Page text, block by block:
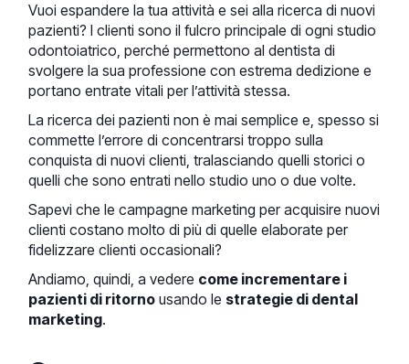
Vuoi espandere la tua attività e sei alla ricerca di nuovi
pazienti? I clienti sono il fulcro principale di ogni studio
odontoiatrico, perché permettono al dentista di
svolgere la sua professione con estrema dedizione e
portano entrate vitali per l’attività stessa.
La ricerca dei pazienti non è mai semplice e, spesso si
commette l’errore di concentrarsi troppo sulla
conquista di nuovi clienti, tralasciando quelli storici o
quelli che sono entrati nello studio uno o due volte.
Sapevi che le campagne marketing per acquisire nuovi
clienti costano molto di più di quelle elaborate per
fidelizzare clienti occasionali?
Andiamo, quindi, a vedere come incrementare i
pazienti di ritorno usando le strategie di dental
marketing.